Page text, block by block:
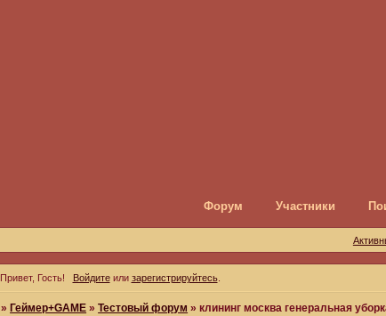
Форум Участники
Привет, Гость! Войдитеили зарегистрируйтесь.
» Геймер+GAME »Тестовый форум »клининг москва генеральная